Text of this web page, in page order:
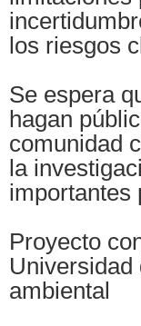
los riesgos
Se espera
hagan
comunidad
la
importantes
Proyecto
ambiental